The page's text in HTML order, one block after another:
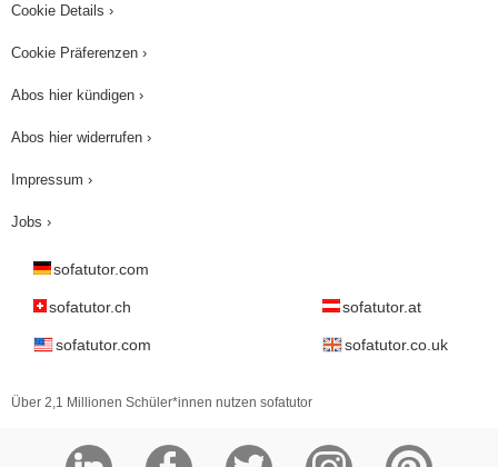
Cookie Details ›
Cookie Präferenzen ›
Abos hier kündigen ›
Abos hier widerrufen ›
Impressum ›
Jobs ›
sofatutor.com
sofatutor.ch sofatutor.at
sofatutor.com sofatutor.co.uk
Über 2,1 Millionen Schüler*innen nutzen sofatutor